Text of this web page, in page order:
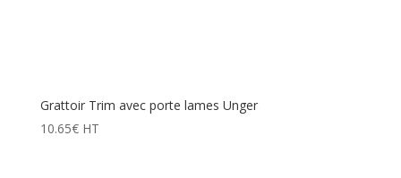
Grattoir Trim avec porte lames Unger
10.65€ HT